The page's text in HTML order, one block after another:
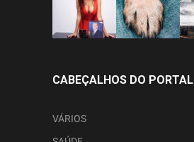
CABEÇALHOS DO PORTAL
VÁRIOS